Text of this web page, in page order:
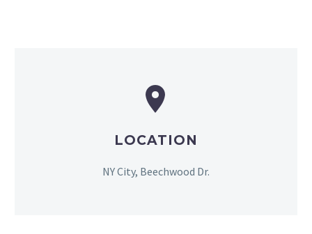


LOCATION
NY City, Beechwood Dr.